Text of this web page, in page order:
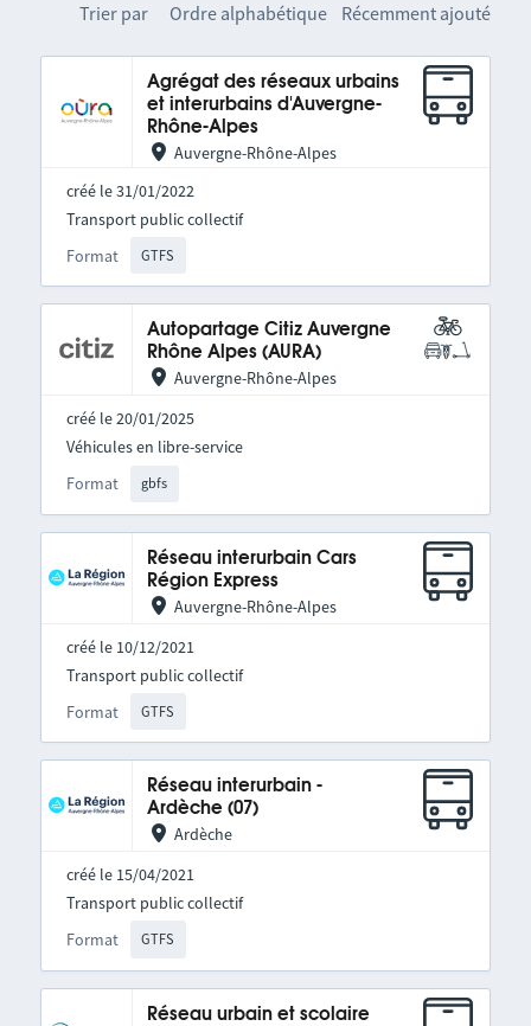
Trier par Ordre alphabétique Récemment ajouté
Agrégat des réseaux urbains
et interurbains d'Auvergne-
Rhône-Alpes
Auvergne-Rhône-Alpes
créé le 31/01/2022
Format GTFS
Transport public collectif
Autopartage Citiz Auvergne
Rhône Alpes (AURA)
Auvergne-Rhône-Alpes
créé le 20/01/2025
Format gbfs
Véhicules en libre-service
Réseau interurbain Cars
Région Express
Auvergne-Rhône-Alpes
créé le 10/12/2021
Format GTFS
Transport public collectif
Réseau interurbain -
Ardèche (07)
Ardèche
créé le 15/04/2021
Format GTFS
Transport public collectif
Réseau urbain et scolaire